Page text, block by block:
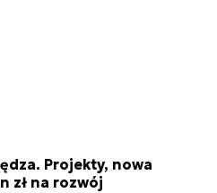
Projekty, nowa
zł na rozwój